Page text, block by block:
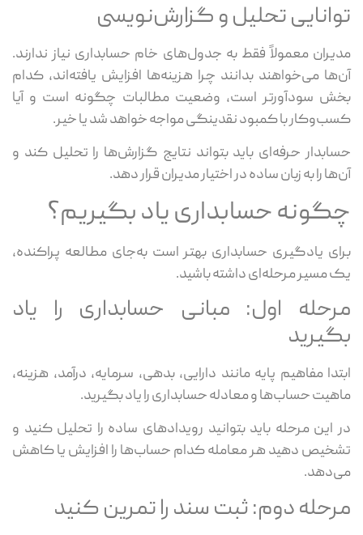
توانایی تحلیل و گزارش‌نویسی
مدیران معمولاً فقط به جدول‌های خام حسابداری نیاز ندارند.
آن‌ها می‌خواهند بدانند چرا هزینه‌ها افزایش یافته‌اند، کدام
بخش سودآورتر است، وضعیت مطالبات چگونه است و آیا
کسب‌وکار با کمبود نقدینگی مواجه خواهد شد یا خیر.
حسابدار حرفه‌ای باید بتواند نتایج گزارش‌ها را تحلیل کند و
آن‌ها را به زبان ساده در اختیار مدیران قرار دهد.
چگونه حسابداری یاد بگیریم؟
برای یادگیری حسابداری بهتر است به‌جای مطالعه پراکنده،
یک مسیر مرحله‌ای داشته باشید.
مرحله اول: مبانی حسابداری را یاد
بگیرید
ابتدا مفاهیم پایه مانند دارایی، بدهی، سرمایه، درآمد، هزینه،
ماهیت حساب‌ها و معادله حسابداری را یاد بگیرید.
در این مرحله باید بتوانید رویدادهای ساده را تحلیل کنید و
تشخیص دهید هر معامله کدام حساب‌ها را افزایش یا کاهش
می‌دهد.
مرحله دوم: ثبت سند را تمرین کنید